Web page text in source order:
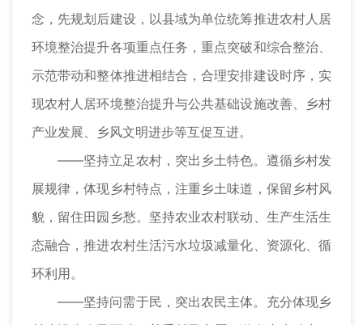
念，先规划后建设，以县域为单位统筹推进农村人居
环境整治提升各项重点任务，重点突破和综合整治、
示范带动和整体推进相结合，合理安排建设时序，实
现农村人居环境整治提升与公共基础设施改善、乡村
产业发展、乡风文明进步等互促互进。
——坚持立足农村，突出乡土特色。遵循乡村发
展规律，体现乡村特点，注重乡土味道，保留乡村风
貌，留住田园乡愁。坚持农业农村联动、生产生活生
态融合，推进农村生活污水垃圾减量化、资源化、循
环利用。
——坚持问需于民，突出农民主体。充分体现乡